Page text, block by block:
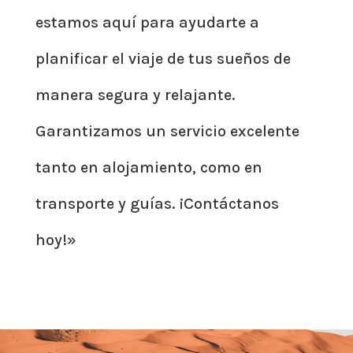
estamos aquí para ayudarte a
planificar el viaje de tus sueños de
manera segura y relajante.
Garantizamos un servicio excelente
tanto en alojamiento, como en
transporte y guías. ¡Contáctanos
hoy!»